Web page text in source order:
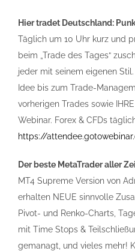
Hier tradet Deutschland:
Täglich um 10 Uhr kurz und
beim „Trade des Tages“
jeder mit seinem eigenen
Idee bis zum Trade-
vorherigen Trades sowie
Webinar. Forex & CFDs
https://
Der beste MetaTrader aller
MT4 Supreme Version von
erhalten NEUE sinnvolle
Pivot- und Renko-Charts,
mit Time Stops &
gemanagt, und vieles mehr!